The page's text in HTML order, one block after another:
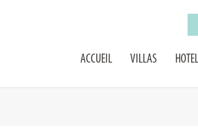
ACCUEIL VILLAS